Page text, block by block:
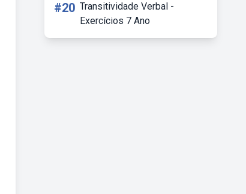
#20 Transitividade Verbal -
Exercícios 7 Ano